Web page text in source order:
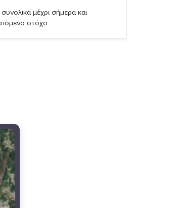
μέχρι σήμερα και
στόχο